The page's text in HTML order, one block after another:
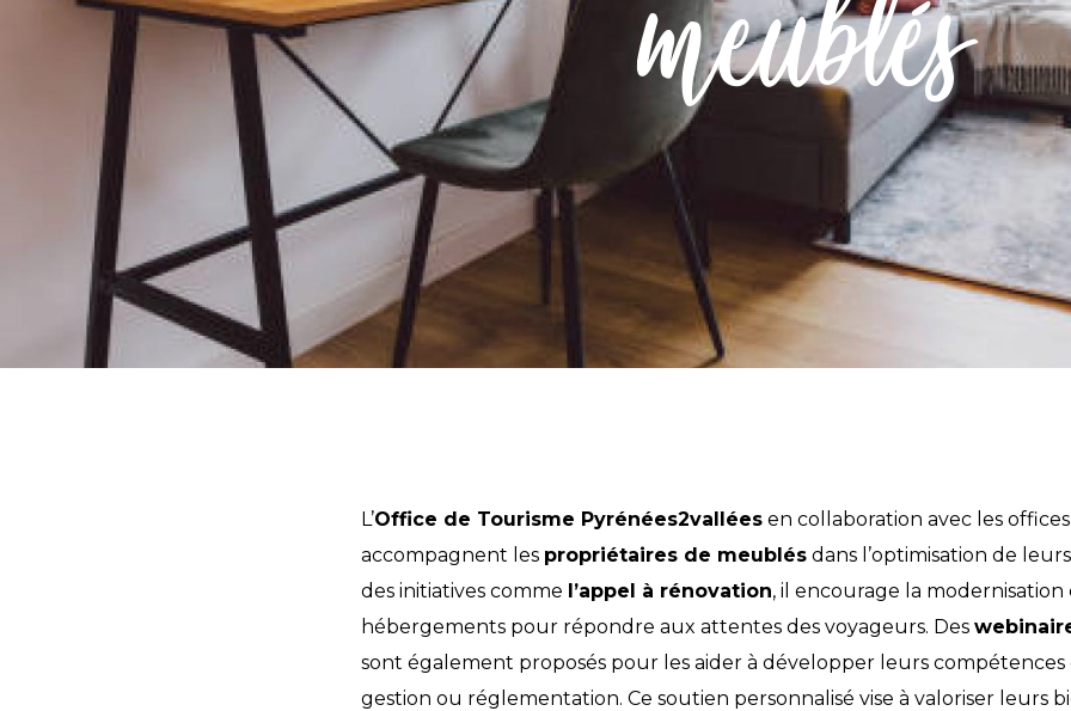
L’Office de Tourisme Pyrénées2vallées en collaboration avec les
accompagnent les propriétaires de meublés dans l’optimisation de
des initiatives comme l’appel à rénovation, il encourage la modernisation
hébergements pour répondre aux attentes des voyageurs. Des
sont également proposés pour les aider à développer leurs
gestion ou réglementation. Ce soutien personnalisé vise à valoriser leurs